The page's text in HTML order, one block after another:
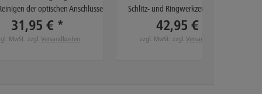
der optischen Anschlüsse
31,95 € *
MwSt. zzgl. Versandkosten
Schlitz- und Ringwerkzeug (2,9-6,8 mm)
42,95 € *
zzgl. MwSt. zzgl. Versandkosten